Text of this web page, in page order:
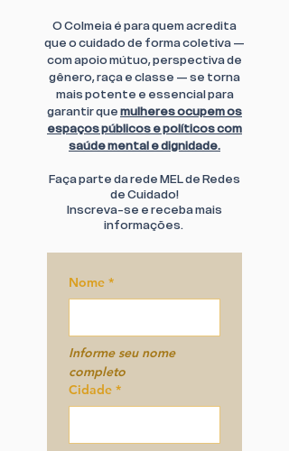
O Colmeia é para quem acredita
que o cuidado de forma coletiva —
com apoio mútuo, perspectiva de
gênero, raça e classe — se torna
mais potente e essencial para
garantir quemulheres ocupem os
espaços públicos e políticos com
saúde mental e dignidade.
Faça parte da rede MEL de Redes
de Cuidado!
Inscreva-se e receba mais
informações.
Nome *
Informe seu nome
completo
Cidade *